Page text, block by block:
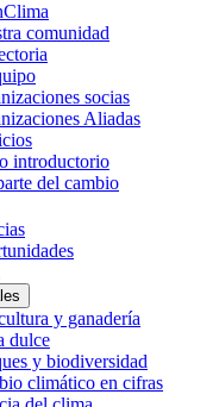
comunidad
socias
Aliadas
introductorio
del cambio
y ganadería
dulce
y biodiversidad
climático en cifras